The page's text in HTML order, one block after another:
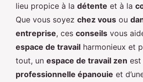
lieu propice à la détente et à la
Que vous soyez chez vous ou
entreprise, ces conseils vous
espace de travail harmonieux et
tout, un espace de travail zen est
professionnelle épanouie et